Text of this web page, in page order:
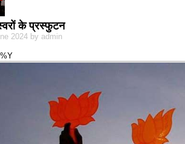
के प्रस्फुटन
2024 by admin